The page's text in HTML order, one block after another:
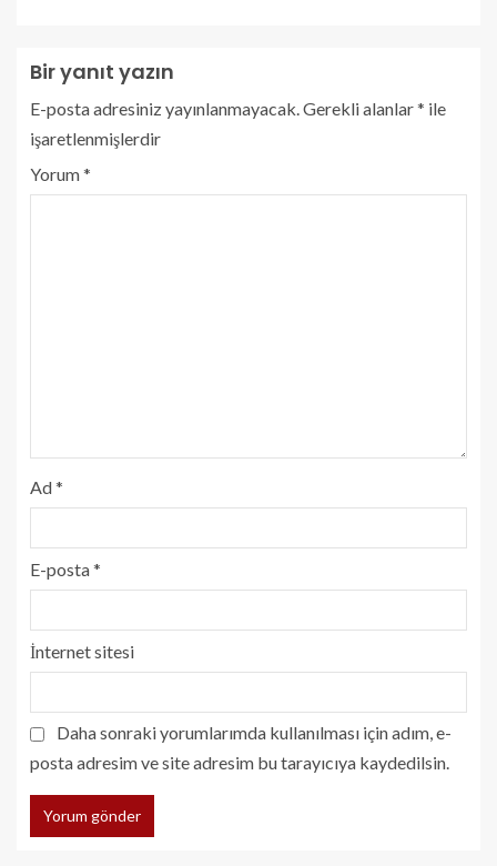
Bir yanıt yazın
E-posta adresiniz yayınlanmayacak.Gerekli alanlar* ile
işaretlenmişlerdir
Yorum*
Ad*
E-posta*
İnternet sitesi
Daha sonraki yorumlarımda kullanılması için adım, e-
posta adresim ve site adresim bu tarayıcıya kaydedilsin.